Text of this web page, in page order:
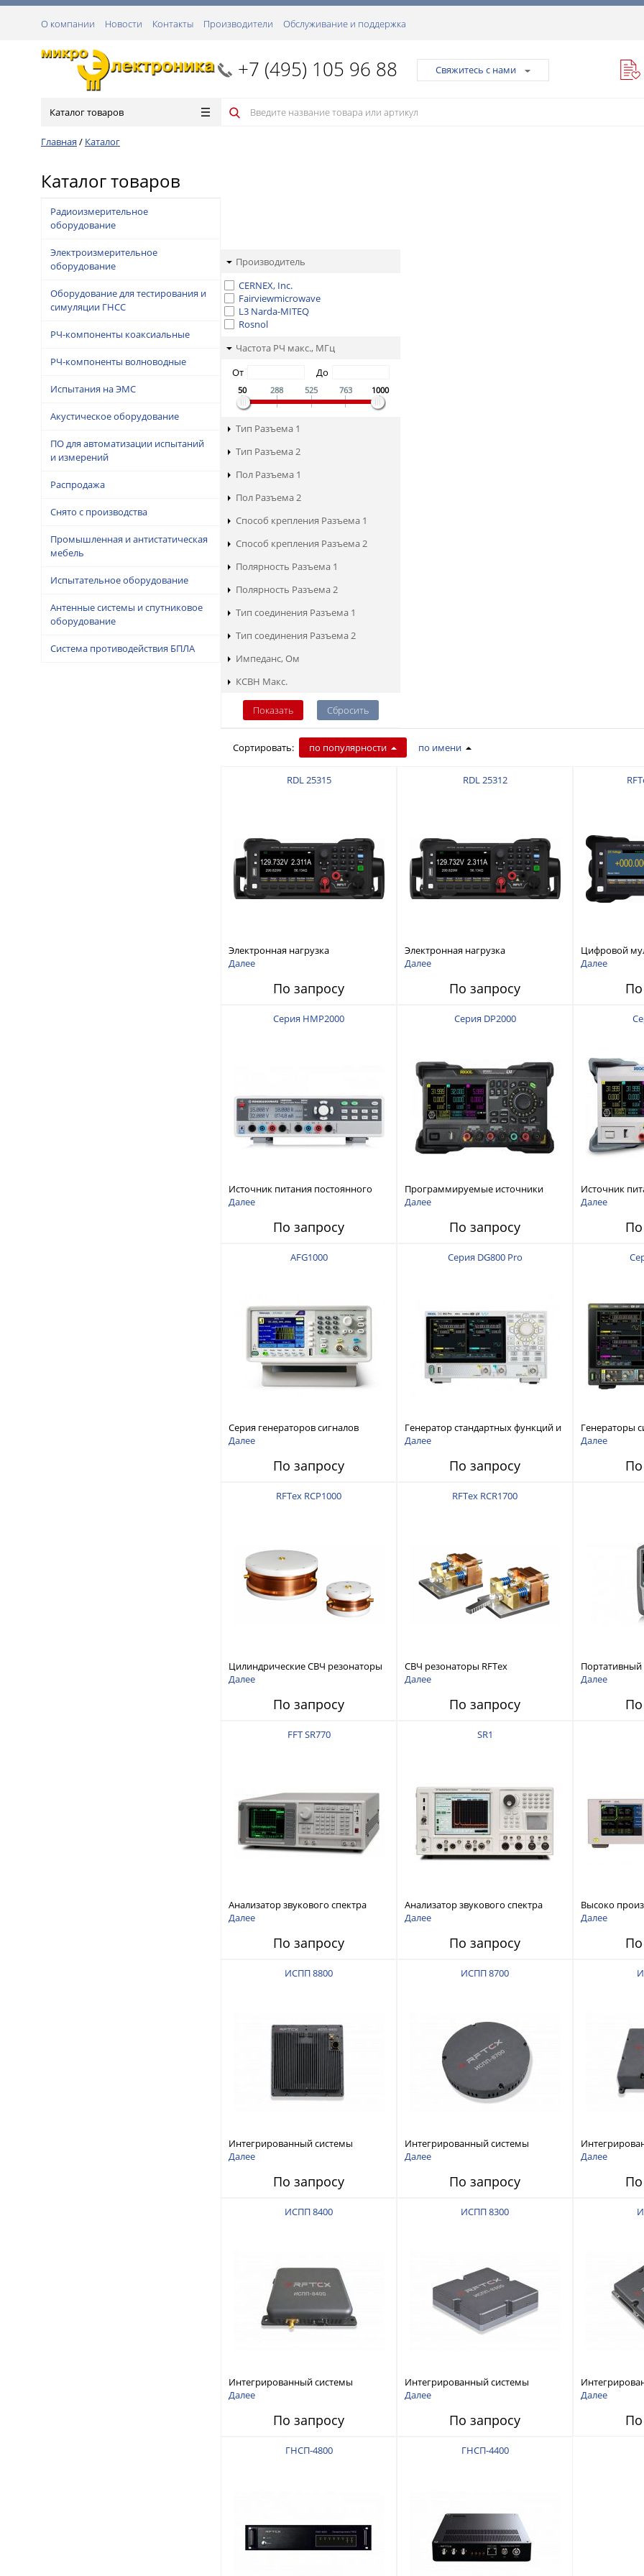
О компании Новости Контакты Производители Обслуживание и поддержка
+7 (495) 105 96 88 Свяжитесь с нами
Каталог товаров
Главная / Каталог
Каталог товаров
Радиоизмерительное
оборудование
Электроизмерительное
оборудование
Оборудование для тестирования и
симуляции ГНСС
РЧ-компоненты коаксиальные
РЧ-компоненты волноводные
Испытания на ЭМС
Акустическое оборудование
ПО для автоматизации испытаний
и измерений
Распродажа
Снято с производства
Промышленная и антистатическая
мебель
Испытательное оборудование
Антенные системы и спутниковое
оборудование
Система противодействия БПЛА
Производитель
CERNEX, Inc.
Fairviewmicrowave
L3 Narda-MITEQ
Rosnol
Частота РЧ макс., МГц
От
До
50 288 525 763 1000
Тип Разъема 1
Тип Разъема 2
Пол Разъема 1
Пол Разъема 2
Способ крепления Разъема 1
Способ крепления Разъема 2
Полярность Разъема 1
Полярность Разъема 2
Тип соединения Разъема 1
Тип соединения Разъема 2
Импеданс, Ом
КСВН Макс.
Сортировать: по популярности по имени
RDL 25315
Электронная нагрузка
постоянного тока, одноканальная,
Далее
По запросу
RDL 25312
Электронная нагрузка
постоянного тока, одноканальная,
Далее
По запросу
Цифровой
разрядностью
Далее
По
Серия HMP2000
Источник питания постоянного
тока
Далее
По запросу
Серия DP2000
Программируемые источники
питания постоянного тока с
Далее
По запросу
Источник
тока с
Далее
По
AFG1000
Серия генераторов сигналов
произвольной формы и
Далее
По запросу
Серия DG800 Pro
Генератор стандартных функций и
сигналов произвольной формы
Далее
По запросу
Генераторы
Далее
По
RFTex RCP1000
Цилиндрические СВЧ резонаторы
RFTex RCP1000
Далее
По запросу
RFTex RCR1700
СВЧ резонаторы RFTex
RCR1700 для тонких листов
Далее
По запросу
анализатор
до 26,5 ГГц
Далее
По
FFT SR770
Анализатор звукового спектра
Stanford Research Systems FFT
Далее
По запросу
SR1
Анализатор звукового спектра
Stanford Research Systems SR1
Далее
По запросу
Высоко
Далее
По
ИСПП 8800
Интегрированный системы
защиты от ГНСС-помех RFТех
Далее
По запросу
ИСПП 8700
Интегрированный системы
защиты от ГНСС-помех RFТех
Далее
По запросу
защиты от
Далее
По
ИСПП 8400
Интегрированный системы
защиты от ГНСС-помех RFТех
Далее
По запросу
ИСПП 8300
Интегрированный системы
защиты от ГНСС-помех RFТех
Далее
По запросу
защиты от
Далее
По
ГНСП-4800 ГНСП-4400